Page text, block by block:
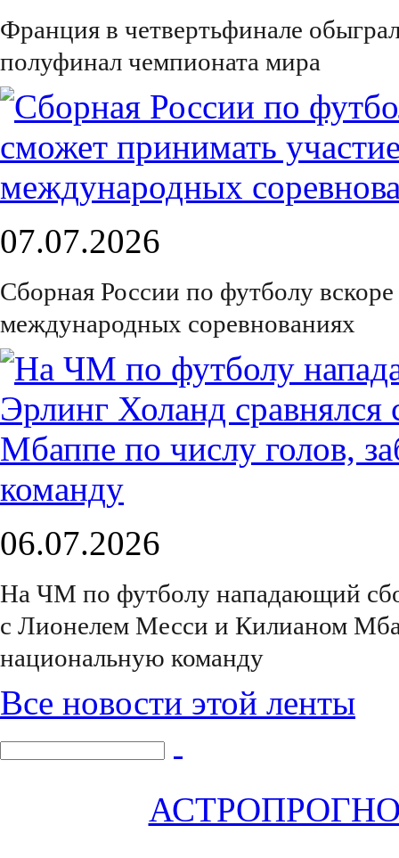
Франция в четвертьфинале
полуфинал чемпионата мира
07.07.2026
Сборная России по футболу
международных соревнованиях
06.07.2026
На ЧМ по футболу нападающий
с Лионелем Месси и Килианом
национальную команду
Все новости этой ленты